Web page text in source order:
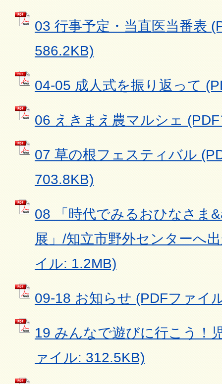
03 行事予定・当直医当番表
586.2KB)
04-05 成人式を振り返って
06 えきまえ農マルシェ
07 草の根フェスティバル
703.8KB)
08 「時代でみるおひなさま
展」/知立市野外センターへ
イル: 1.2MB)
09-18 お知らせ (PDFファイ
19 みんなで遊びに行こう！
ァイル: 312.5KB)